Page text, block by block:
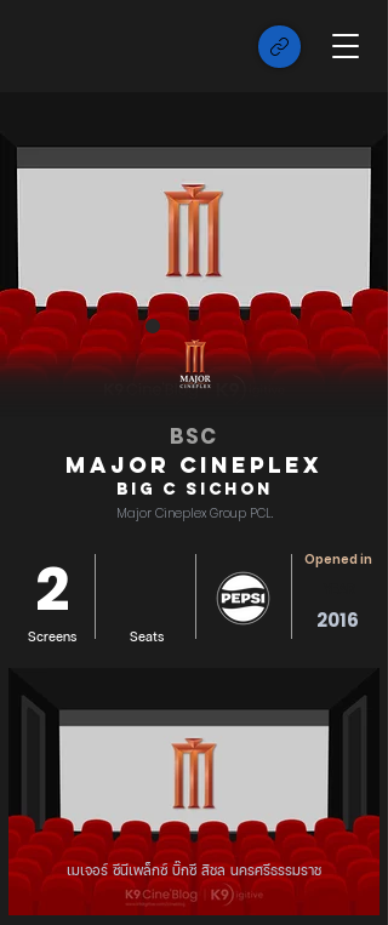
BSC
Major Cineplex
Big C Sichon
Major Cineplex Group PCL.
2
Screens Seats
Opened in
2016
เมเจอร์ ซีนีเพล็กซ์ บิ๊กซี สิชล นครศรีธรรมราช